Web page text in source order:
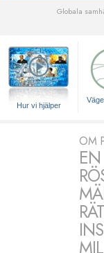
Globala
Hur vi hjälper
OM